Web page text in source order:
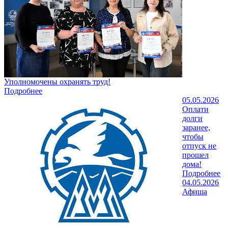
Уполномочены охранять труд!
Подробнее
05.05.2026
Оплати
долги
заранее,
чтобы
отпуск не
прошел
дома!
Подробнее
04.05.2026
Афиша